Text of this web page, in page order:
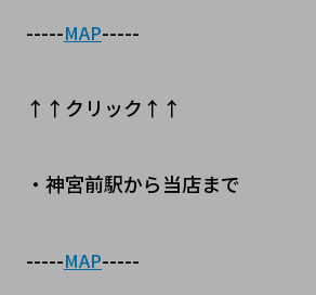
-----MAP-----
↑↑クリック↑↑
・神宮前駅から当店まで
-----MAP-----